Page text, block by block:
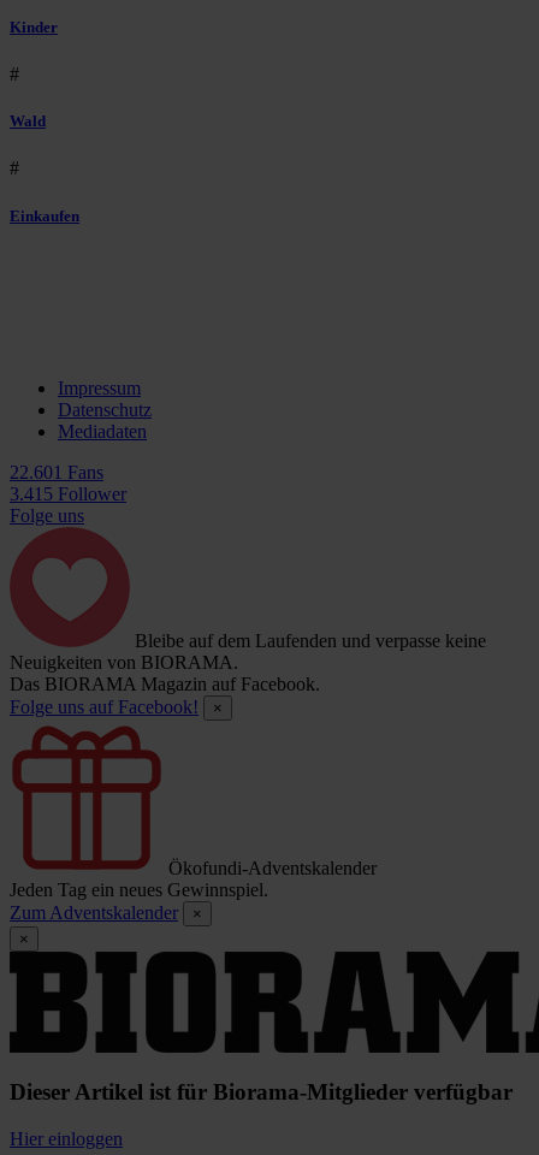
Kinder
#
Wald
#
Einkaufen
Impressum
Datenschutz
Mediadaten
22.601 Fans
3.415 Follower
Folge uns
Bleibe auf dem Laufenden und verpasse keine
Neuigkeiten von BIORAMA.
Das BIORAMA Magazin auf Facebook.
Folge uns auf Facebook!
×
Ökofundi-Adventskalender
Jeden Tag ein neues Gewinnspiel.
Zum Adventskalender
×
×
Dieser Artikel ist für Biorama-Mitglieder verfügbar
Hier einloggen